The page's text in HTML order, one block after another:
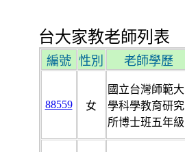
台大家教老師列表
編號 性別 老師學歷
88559 女
國立台灣師範大
學科學教育研究
所博士班五年級